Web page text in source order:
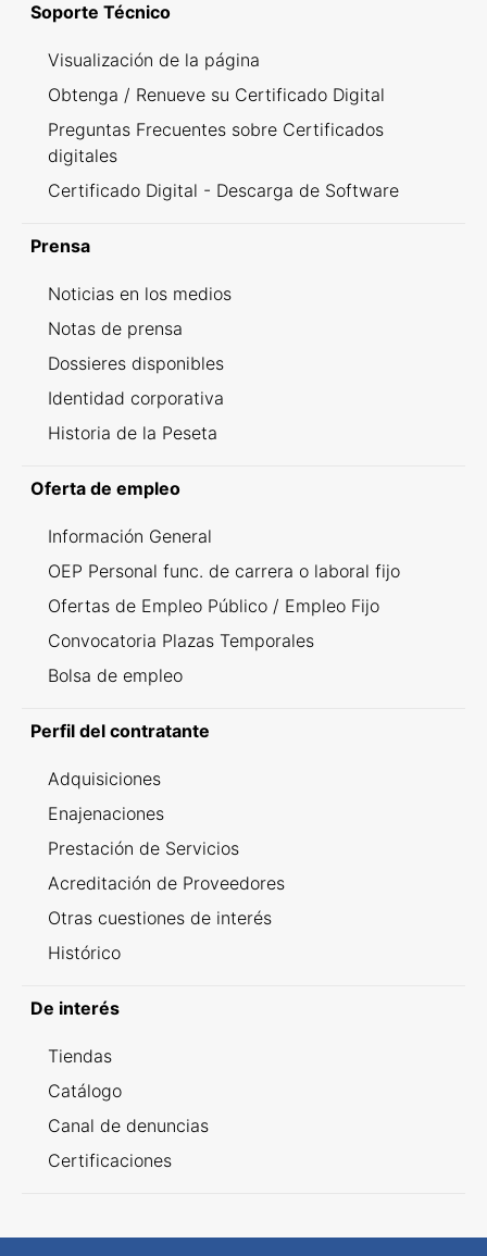
Soporte Técnico
Visualización de la página
Obtenga / Renueve su Certificado Digital
Preguntas Frecuentes sobre Certificados
digitales
Certificado Digital - Descarga de Software
Prensa
Noticias en los medios
Notas de prensa
Dossieres disponibles
Identidad corporativa
Historia de la Peseta
Oferta de empleo
Información General
OEP Personal func. de carrera o laboral fijo
Ofertas de Empleo Público / Empleo Fijo
Convocatoria Plazas Temporales
Bolsa de empleo
Perfil del contratante
Adquisiciones
Enajenaciones
Prestación de Servicios
Acreditación de Proveedores
Otras cuestiones de interés
Histórico
De interés
Tiendas
Catálogo
Canal de denuncias
Certificaciones